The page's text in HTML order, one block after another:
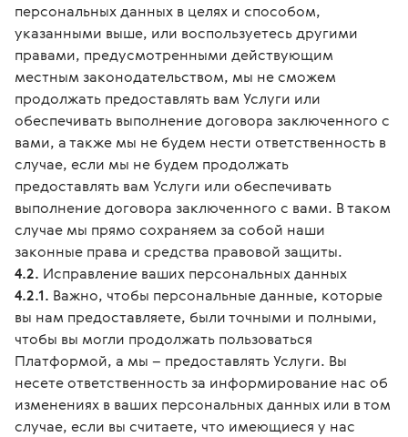
персональных данных в целях и способом,
указанными выше, или воспользуетесь другими
правами, предусмотренными действующим
местным законодательством, мы не сможем
продолжать предоставлять вам Услуги или
обеспечивать выполнение договора заключенного с
вами, а также мы не будем нести ответственность в
случае, если мы не будем продолжать
предоставлять вам Услуги или обеспечивать
выполнение договора заключенного с вами. В таком
случае мы прямо сохраняем за собой наши
законные права и средства правовой защиты.
4.2. Исправление ваших персональных данных
4.2.1. Важно, чтобы персональные данные, которые
вы нам предоставляете, были точными и полными,
чтобы вы могли продолжать пользоваться
Платформой, а мы – предоставлять Услуги. Вы
несете ответственность за информирование нас об
изменениях в ваших персональных данных или в том
случае, если вы считаете, что имеющиеся у нас